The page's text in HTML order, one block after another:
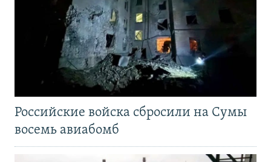
Российские войска сбросили на Сумы
восемь авиабомб